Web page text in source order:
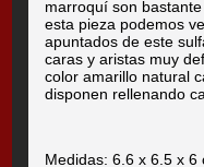
marroquí son
esta pieza podemos
apuntados de este
caras y aristas muy
color amarillo natural
disponen rellenando
Medidas: 6.6 x 6.5 x 6